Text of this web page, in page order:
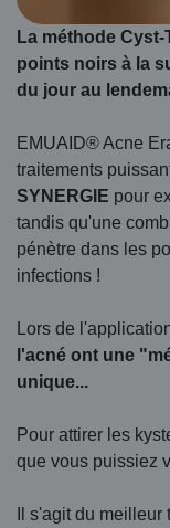
La méthode
points noirs à la
du jour au
EMUAID® Acne
traitements
SYNERGIE pour
tandis qu'une
pénètre dans les
infections !
Lors de
l'acné ont une
unique...
Pour attirer les
que vous puissiez
Il s'agit du